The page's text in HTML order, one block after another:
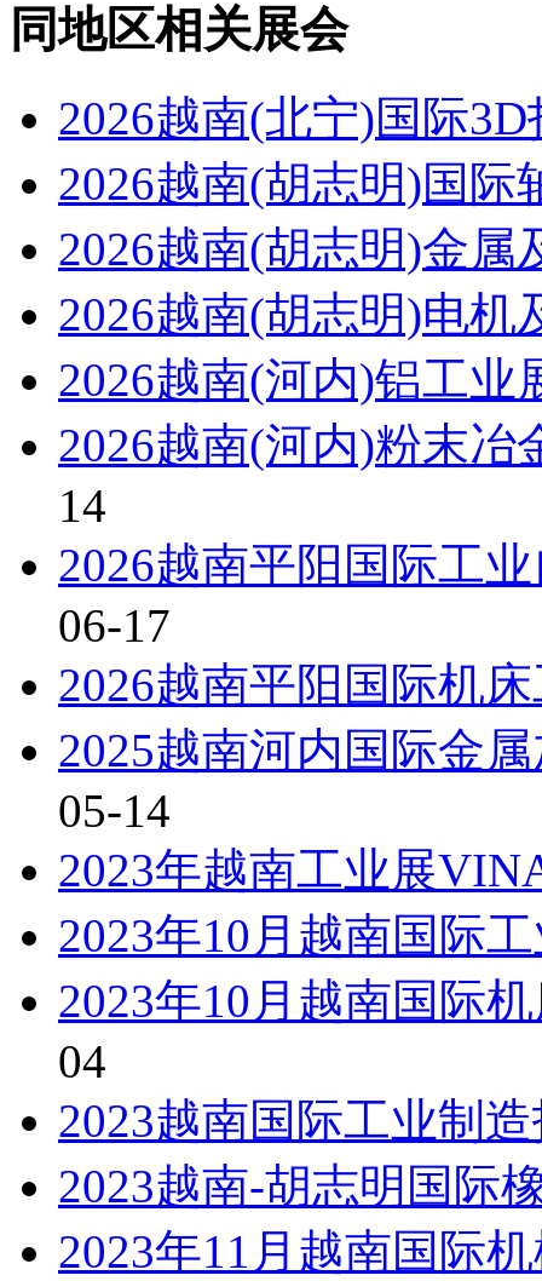
同地区相关展会
2026越南(北宁)国际
2026越南(胡志明)国际
2026越南(胡志明)金属
2026越南(胡志明)电机
2026越南(河内)铝工业
2026越南(河内)粉末冶
14
2026越南平阳国际工
06-17
2026越南平阳国际机
2025越南河内国际金
05-14
2023年越南工业展
2023年10月越南国际
2023年10月越南国际
04
2023越南国际工业制
2023越南-胡志明国际
2023年11月越南国际